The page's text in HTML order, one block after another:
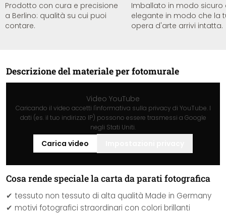
Prodotto con cura e precisione
a Berlino: qualità su cui puoi
contare.
Imballato in modo sicuro
elegante in modo che la
opera d'arte arrivi intatta.
Descrizione del materiale per fotomurale
Video YouTube
Caricando il video accetti l'informativa sulla privacy di YouTube. I
dati (es. il tuo indirizzo IP) possono essere trasmessi a Google
negli Stati Uniti.
Carica video
Cosa rende speciale la carta da parati fotografica
✔ tessuto non tessuto di alta qualità Made in Germany
✔ motivi fotografici straordinari con colori brillanti